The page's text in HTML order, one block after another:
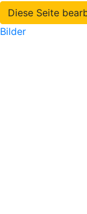
Diese Seite
Bilder